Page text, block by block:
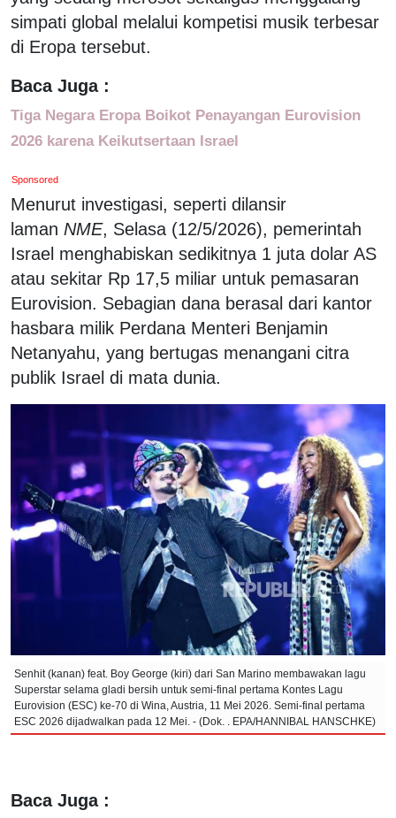
simpati global melalui kompetisi musik terbesar
di Eropa tersebut.
Baca Juga :
Tiga Negara Eropa Boikot Penayangan Eurovision
2026 karena Keikutsertaan Israel
Sponsored
Menurut investigasi, seperti dilansir
laman NME, Selasa (12/5/2026), pemerintah
Israel menghabiskan sedikitnya 1 juta dolar AS
atau sekitar Rp 17,5 miliar untuk pemasaran
Eurovision. Sebagian dana berasal dari kantor
hasbara milik Perdana Menteri Benjamin
Netanyahu, yang bertugas menangani citra
publik Israel di mata dunia.
Senhit (kanan) feat. Boy George (kiri) dari San Marino membawakan lagu
Superstar selama gladi bersih untuk semi-final pertama Kontes Lagu
Eurovision (ESC) ke-70 di Wina, Austria, 11 Mei 2026. Semi-final pertama
ESC 2026 dijadwalkan pada 12 Mei. - (Dok. . EPA/HANNIBAL HANSCHKE)
Baca Juga :